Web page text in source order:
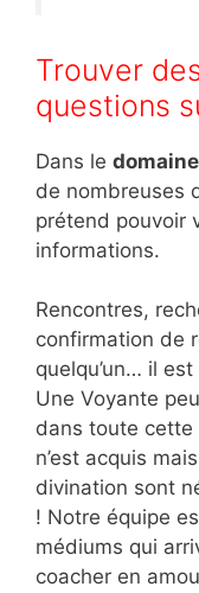
Trouver
questions
Dans le
de nombreuses
prétend pouvoir
informations.
Rencontres,
confirmation de
quelqu’un… il
Une Voyante
dans toute cette
n’est acquis
divination sont
! Notre équipe
médiums qui
coacher en